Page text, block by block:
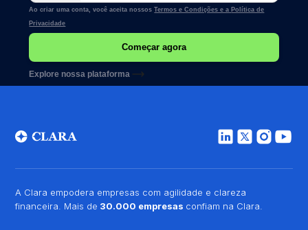
Ao criar uma conta, você aceita nossosTermos e Condições e a Política de
Privacidade
Explore nossa plataforma
A Clara empodera empresas com agilidade e clareza
financeira. Mais de 30.000 empresas confiam na Clara.